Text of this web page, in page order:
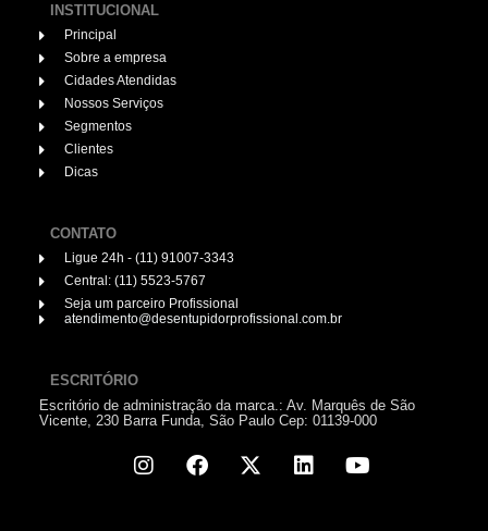
INSTITUCIONAL
Principal
Sobre a empresa
Cidades Atendidas
Nossos Serviços
Segmentos
Clientes
Dicas
CONTATO
Ligue 24h - (11) 91007-3343
Central: (11) 5523-5767
Seja um parceiro Profissional
atendimento@desentupidorprofissional.com.br
ESCRITÓRIO
Escritório de administração da marca.: Av. Marquês de São
Vicente, 230 Barra Funda, São Paulo Cep: 01139-000